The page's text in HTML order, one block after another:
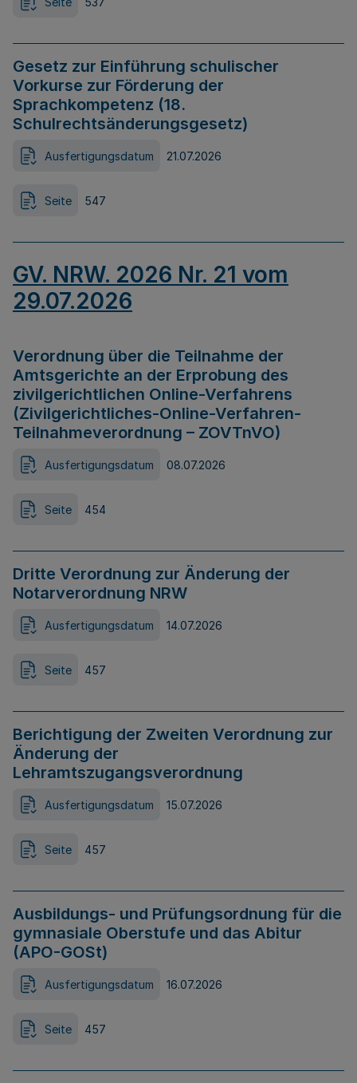
Gesetz zur Einführung schulischer
Vorkurse zur Förderung der
Sprachkompetenz (18.
Schulrechtsänderungsgesetz)
Ausfertigungsdatum 21.07.2026
Seite 547
GV. NRW. 2026 Nr. 21 vom
29.07.2026
Verordnung über die Teilnahme der
Amtsgerichte an der Erprobung des
zivilgerichtlichen Online-Verfahrens
(Zivilgerichtliches-Online-Verfahren-
Teilnahmeverordnung – ZOVTnVO)
Ausfertigungsdatum 08.07.2026
Seite 454
Dritte Verordnung zur Änderung der
Notarverordnung NRW
Ausfertigungsdatum 14.07.2026
Seite 457
Berichtigung der Zweiten Verordnung zur
Änderung der
Lehramtszugangsverordnung
Ausfertigungsdatum 15.07.2026
Seite 457
Ausbildungs- und Prüfungsordnung für die
gymnasiale Oberstufe und das Abitur
(APO-GOSt)
Ausfertigungsdatum 16.07.2026
Seite 457